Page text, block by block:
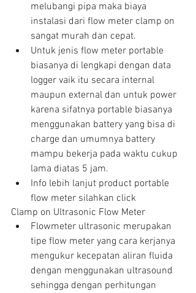
melubangi pipa maka biaya
instalasi dari flow meter clamp on
sangat murah dan cepat.
Untuk jenis flow meter portable
biasanya di lengkapi dengan data
logger vaik itu secara internal
maupun external dan untuk power
karena sifatnya portable biasanya
menggunakan battery yang bisa di
charge dan umumnya battery
mampu bekerja pada waktu cukup
lama diatas 5 jam.
Info lebih lanjut product portable
flow meter silahkan click
Clamp on Ultrasonic Flow Meter
Flowmeter ultrasonic merupakan
tipe flow meter yang cara kerjanya
mengukur kecepatan aliran fluida
dengan menggunakan ultrasound
sehingga dengan perhitungan